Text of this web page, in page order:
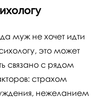
муж не хочет идти
это может
связано с рядом
страхом
нежеланием